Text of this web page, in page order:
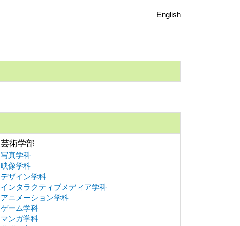
English
芸術学部
写真学科
映像学科
デザイン学科
インタラクティブメディア学科
アニメーション学科
ゲーム学科
マンガ学科